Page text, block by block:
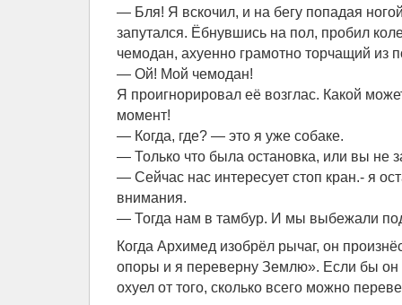
— Бля! Я вскочил, и на бегу попадая
запутался. Ёбнувшись на пол, пробил
чемодан, ахуенно грамотно торчащий из
— Ой! Мой чемодан!
Я проигнорировал её возглас. Какой
момент!
— Когда, где? — это я уже собаке.
— Только что была остановка, или вы не
— Сейчас нас интересует стоп кран.- я
внимания.
— Тогда нам в тамбур. И мы выбежали
Когда Архимед изобрёл рычаг, он
опоры и я переверну Землю». Если бы он
охуел от того, сколько всего можно